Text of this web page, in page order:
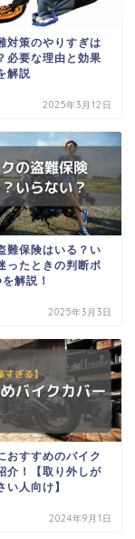
対策のやりすぎは
必要な理由と効果
解説
2025年3月12日
難保険はいる？い
ったときの判断ポ
解説！
2025年3月3日
おすすめのバイク
介！【取り外しが
い人向け】
2024年9月1日